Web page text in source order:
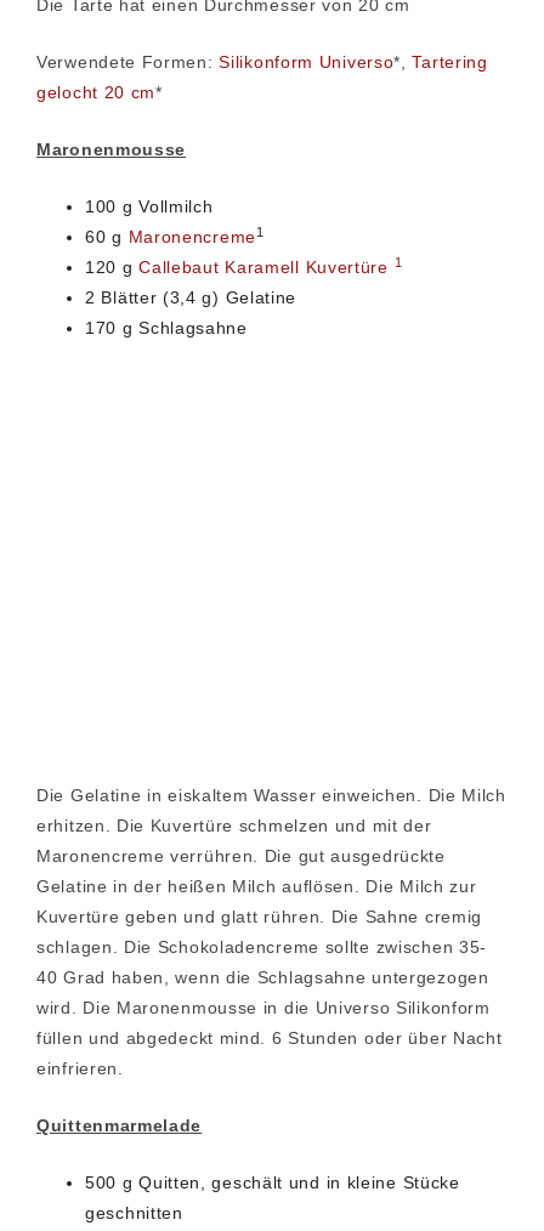
Die Tarte hat einen Durchmesser von 20 cm
Verwendete Formen:Silikonform Universo*,Tartering
gelocht 20 cm*
Maronenmousse
100 g Vollmilch
60 g Maronencreme1
120 gCallebaut Karamell Kuvertüre 1
2 Blätter (3,4 g) Gelatine
170 g Schlagsahne
Die Gelatine in eiskaltem Wasser einweichen. Die Milch
erhitzen. Die Kuvertüre schmelzen und mit der
Maronencreme verrühren. Die gut ausgedrückte
Gelatine in der heißen Milch auflösen. Die Milch zur
Kuvertüre geben und glatt rühren. Die Sahne cremig
schlagen. Die Schokoladencreme sollte zwischen 35-
40 Grad haben, wenn die Schlagsahne untergezogen
wird. Die Maronenmousse in die Universo Silikonform
füllen und abgedeckt mind. 6 Stunden oder über Nacht
einfrieren.
Quittenmarmelade
500 g Quitten, geschält und in kleine Stücke
geschnitten